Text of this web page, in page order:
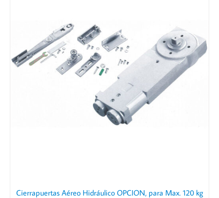
Cierrapuertas Aéreo Hidráulico OPCION, para Max. 120 kg